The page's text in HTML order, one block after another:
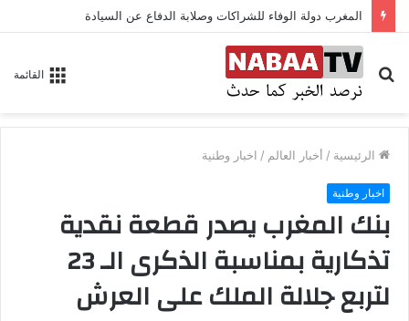
المغرب دولة الوفاء للشراكات وصلابة الدفاع عن السيادة
القائمة
بحث
عن
الرئيسية / أخبار العالم / اخبار وطنية
اخبار وطنية
بنك المغرب يصدر قطعة نقدية
تذكارية بمناسبة الذكرى الـ 23
لتربع جلالة الملك على العرش